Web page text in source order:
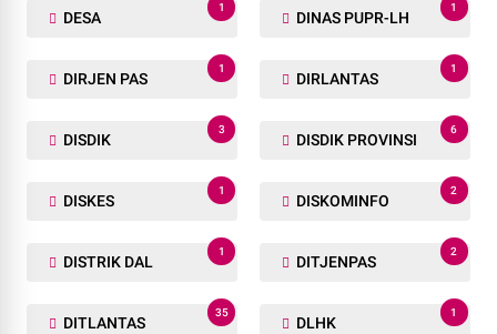
DESA
1
DINAS PUPR-LH
1
DIRJEN PAS
1
DIRLANTAS
1
DISDIK
3
DISDIK PROVINSI
6
DISKES
1
DISKOMINFO
2
DISTRIK DAL
1
DITJENPAS
2
DITLANTAS
35
DLHK
1